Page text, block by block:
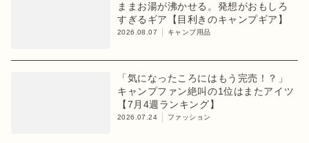
ままお湯が沸かせる。発想がおもしろ
すぎるギア【目利きのキャンプギア】
2026.08.07 キャンプ用品
「気になったころにはもう完売！？」
キャンプファン絶叫の1位はまたアイツ
【7月4週ランキング】
2026.07.24 ファッション